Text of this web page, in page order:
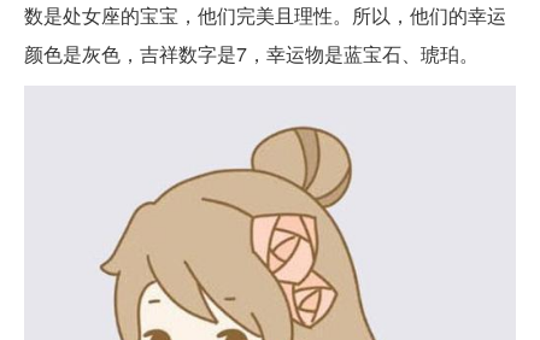
数是处女座的宝宝，他们完美且理性。所以，他们的幸运
颜色是灰色，吉祥数字是7，幸运物是蓝宝石、琥珀。